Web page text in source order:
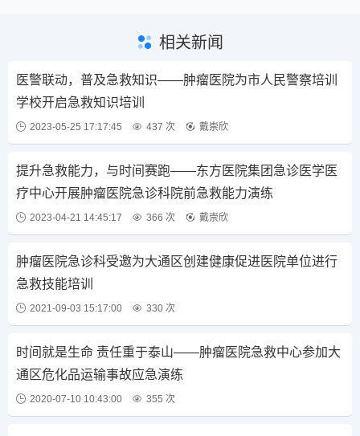
相关新闻
医警联动，普及急救知识——肿瘤医院为市人民警察培训
学校开启急救知识培训
2023-05-25 17:17:45 437 次 戴崇欣
提升急救能力，与时间赛跑——东方医院集团急诊医学医
疗中心开展肿瘤医院急诊科院前急救能力演练
2023-04-21 14:45:17 366 次 戴崇欣
肿瘤医院急诊科受邀为大通区创建健康促进医院单位进行
急救技能培训
2021-09-03 15:17:00 330 次
时间就是生命 责任重于泰山——肿瘤医院急救中心参加大
通区危化品运输事故应急演练
2020-07-10 10:43:00 355 次